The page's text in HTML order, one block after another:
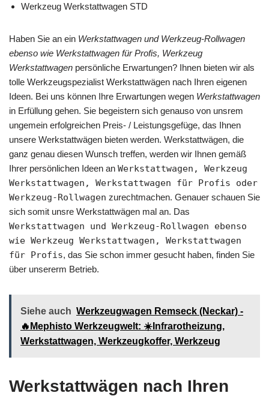
Werkzeug Werkstattwagen STD
Haben Sie an ein Werkstattwagen und Werkzeug-Rollwagen
ebenso wie Werkstattwagen für Profis, Werkzeug
Werkstattwagen persönliche Erwartungen? Ihnen bieten wir als
tolle Werkzeugspezialist Werkstattwägen nach Ihren eigenen
Ideen. Bei uns können Ihre Erwartungen wegen Werkstattwagen
in Erfüllung gehen. Sie begeistern sich genauso von unsrem
ungemein erfolgreichen Preis- / Leistungsgefüge, das Ihnen
unsere Werkstattwägen bieten werden. Werkstattwägen, die
ganz genau diesen Wunsch treffen, werden wir Ihnen gemäß
Ihrer persönlichen Ideen an Werkstattwagen, Werkzeug
Werkstattwagen, Werkstattwagen für Profis oder
Werkzeug-Rollwagen zurechtmachen. Genauer schauen Sie
sich somit unsre Werkstattwägen mal an. Das
Werkstattwagen und Werkzeug-Rollwagen ebenso
wie Werkzeug Werkstattwagen, Werkstattwagen
für Profis, das Sie schon immer gesucht haben, finden Sie
über unsererm Betrieb.
Siehe auch Werkzeugwagen Remseck (Neckar) -
🔥Mephisto Werkzeugwelt: ☀️Infrarotheizung,
Werkstattwagen, Werkzeugkoffer, Werkzeug
Werkstattwägen nach Ihren